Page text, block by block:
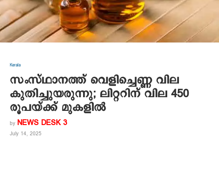
Kerala
സംസ്ഥാനത്ത് വെളിച്ചെണ്ണ വില
കുതിച്ചുയരുന്നു; ലിറ്ററിന് വില 450
രൂപയ്ക്ക് മുകളില്‍
by NEWS DESK 3
July 14, 2025